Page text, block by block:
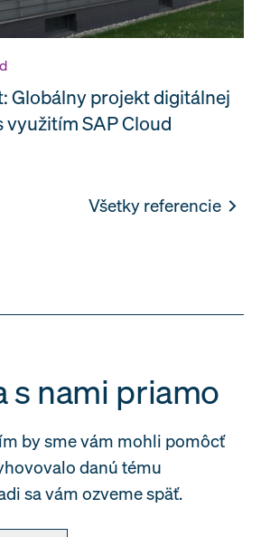
Všetky referencie
Globálny projekt digitálnej
SAP Cloud
s nami priamo
by sme vám mohli pomôcť
danú tému
sa vám ozveme späť.